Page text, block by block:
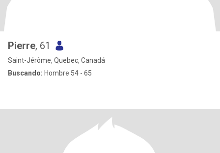
Pierre, 61
Saint-Jérôme, Quebec, Canadá
Buscando: Hombre 54 - 65